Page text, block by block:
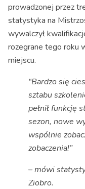
prowadzonej przez
statystyka na
wywalczył
rozegrane tego roku
miejscu.
“Bardzo się
sztabu
pełnił funkcję
sezon, nowe
wspólnie
zobaczenia!”
– mówi
Ziobro.